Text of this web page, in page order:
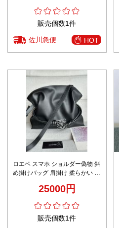
販売個数1件
佐川急便 HOT
ロエベ スマホ ショルダー偽物 斜
め掛けバッグ 肩掛け 柔らかい 牛
25000円
販売個数1件